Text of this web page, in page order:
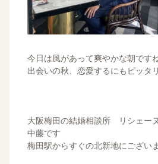
今日は風があって爽やかな朝です
出会いの秋、恋愛するにもピッタ
大阪梅田の結婚相談所 リシェー
中藤です
梅田駅からすぐの北新地にござい